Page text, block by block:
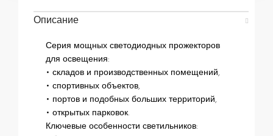
Описание
Серия мощных светодиодных прожекторов
для освещения:
• складов и производственных помещений,
• спортивных объектов,
• портов и подобных больших территорий,
• открытых парковок.
Ключевые особенности светильников: